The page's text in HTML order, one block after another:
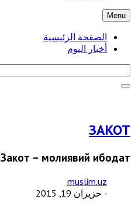
Menu
الصفحة الرئيسية
أخبار اليوم
ЗАКОТ
Закот – молиявий ибодат
muslim.uz
- حزيران 19, 2015